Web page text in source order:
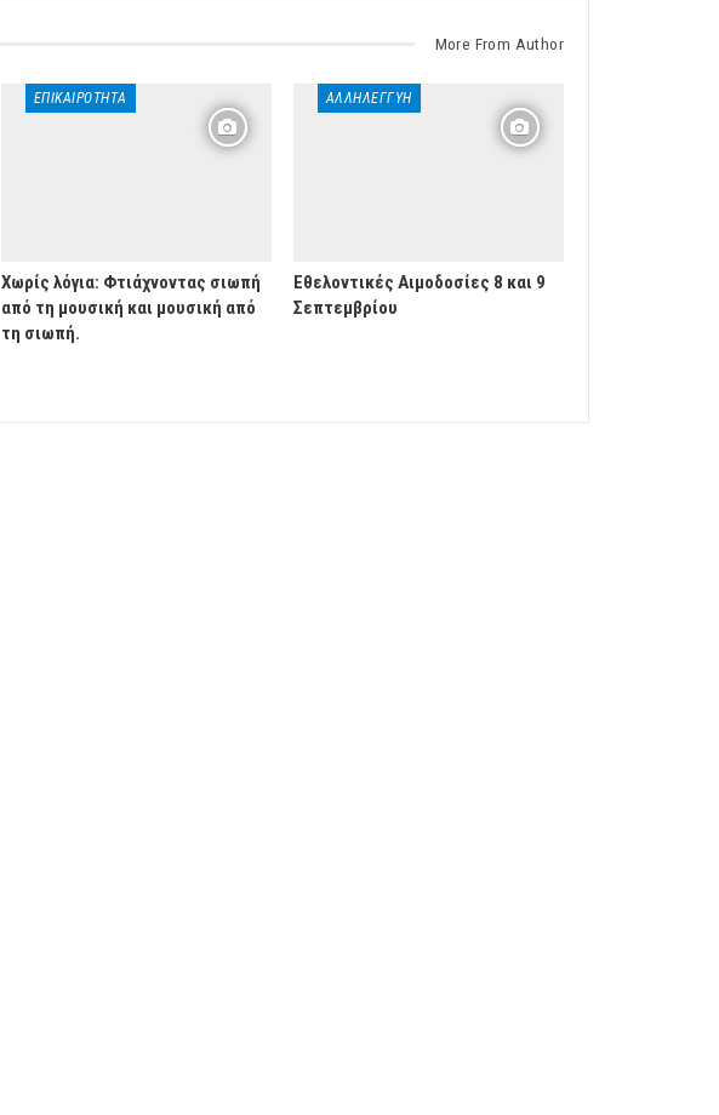
More From Author
ΕΠΙΚΑΙΡΌΤΗΤΑ
Χωρίς λόγια: Φτιάχνοντας σιωπή
από τη μουσική και μουσική από
τη σιωπή.
ΑΛΛΗΛΕΓΓΎΗ
Εθελοντικές Αιμοδοσίες 8 και 9
Σεπτεμβρίου